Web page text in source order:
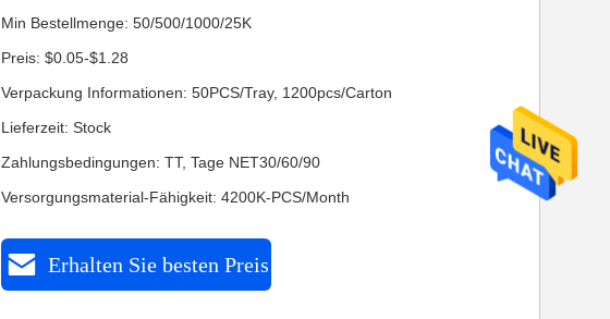
Min Bestellmenge: 50/500/1000/25K
Preis: $0.05-$1.28
Verpackung Informationen: 50PCS/Tray, 1200pcs/Carton
Lieferzeit: Stock
Zahlungsbedingungen: TT, Tage NET30/60/90
Versorgungsmaterial-Fähigkeit: 4200K-PCS/Month
Erhalten Sie besten Preis